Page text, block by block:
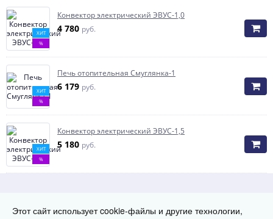
ХИТ
%
Конвектор электрический ЭВУС-1,0
4 780 руб.
ХИТ
%
Печь отопительная Смуглянка-1
6 179 руб.
ХИТ
%
Конвектор электрический ЭВУС-1,5
5 180 руб.
Этот сайт использует cookie-файлы и другие технологии,